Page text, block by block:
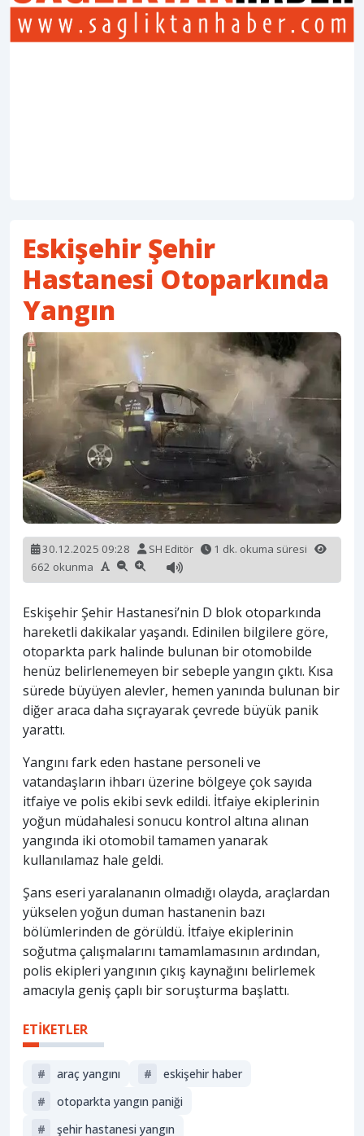
Eskişehir Şehir
Hastanesi Otoparkında
Yangın
30.12.2025 09:28 SH Editör
1 dk. okuma süresi
662 okunma
Eskişehir Şehir Hastanesi’nin D blok otoparkında
hareketli dakikalar yaşandı. Edinilen bilgilere göre,
otoparkta park halinde bulunan bir otomobilde
henüz belirlenemeyen bir sebeple yangın çıktı. Kısa
sürede büyüyen alevler, hemen yanında bulunan bir
diğer araca daha sıçrayarak çevrede büyük panik
yarattı.
Yangını fark eden hastane personeli ve
vatandaşların ihbarı üzerine bölgeye çok sayıda
itfaiye ve polis ekibi sevk edildi. İtfaiye ekiplerinin
yoğun müdahalesi sonucu kontrol altına alınan
yangında iki otomobil tamamen yanarak
kullanılamaz hale geldi.
Şans eseri yaralananın olmadığı olayda, araçlardan
yükselen yoğun duman hastanenin bazı
bölümlerinden de görüldü. İtfaiye ekiplerinin
soğutma çalışmalarını tamamlamasının ardından,
polis ekipleri yangının çıkış kaynağını belirlemek
amacıyla geniş çaplı bir soruşturma başlattı.
ETİKETLER
# araç yangını #
eskişehir haber
#
otoparkta yangın paniği
#
şehir hastanesi yangın